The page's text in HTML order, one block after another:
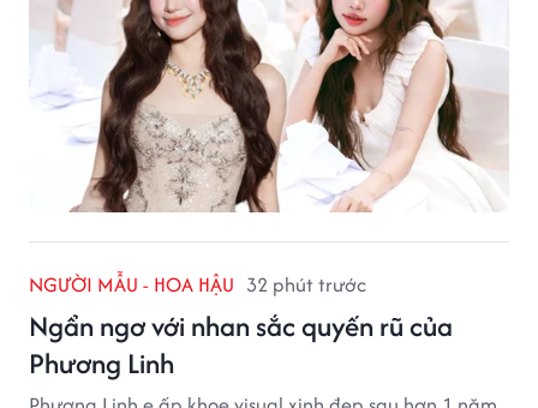
NGƯỜI MẪU - HOA HẬU 32 phút trước
Ngẩn ngơ với nhan sắc quyến rũ của
Phương Linh